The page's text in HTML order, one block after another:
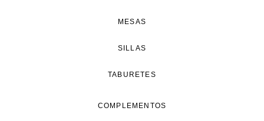
MESAS
SILLAS
TABURETES
COMPLEMENTOS